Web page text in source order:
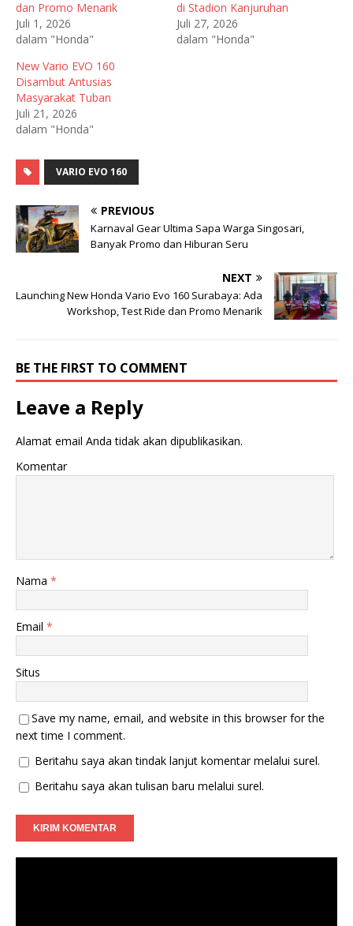
dan Promo Menarik
Juli 1, 2026
dalam "Honda"
di Stadion Kanjuruhan
Juli 27, 2026
dalam "Honda"
New Vario EVO 160
Disambut Antusias
Masyarakat Tuban
Juli 21, 2026
dalam "Honda"
VARIO EVO 160
PREVIOUS
Karnaval Gear Ultima Sapa Warga Singosari,
Banyak Promo dan Hiburan Seru
NEXT
Launching New Honda Vario Evo 160 Surabaya: Ada
Workshop, Test Ride dan Promo Menarik
BE THE FIRST TO COMMENT
Leave a Reply
Alamat email Anda tidak akan dipublikasikan.
Komentar
Nama *
Email *
Situs
Save my name, email, and website in this browser for the
next time I comment.
Beritahu saya akan tindak lanjut komentar melalui surel.
Beritahu saya akan tulisan baru melalui surel.